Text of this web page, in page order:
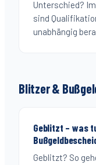
Unterschied?
sind
unabhängig
Blitzer &
Geblitzt – was
Geblitzt? So